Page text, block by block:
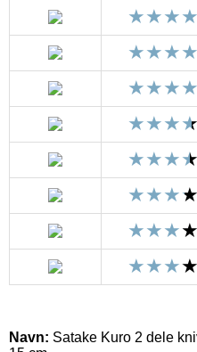
Navn: Satake Kuro 2 dele